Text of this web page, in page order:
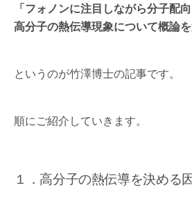
「フォノンに注目しながら分子配
高分子の熱伝導現象について概論を
というのが竹澤博士の記事です。
順にご紹介していきます。
１．高分子の熱伝導を決める